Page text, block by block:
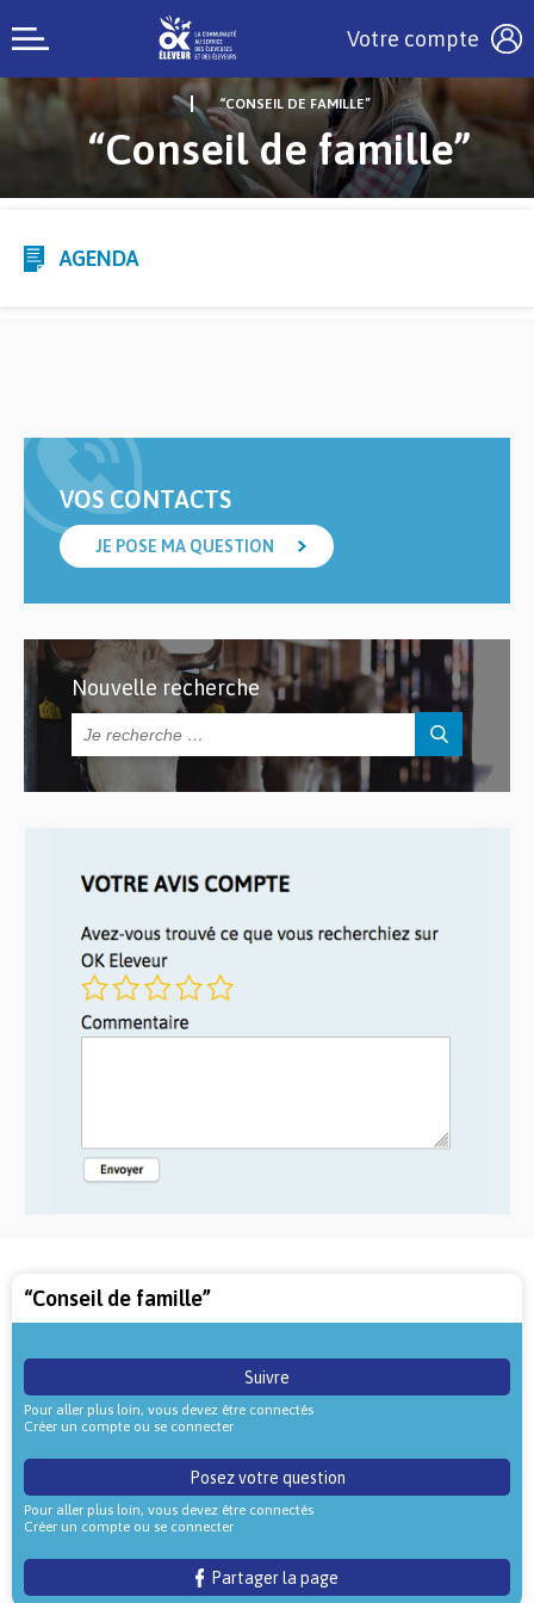
Votre compte
“CONSEIL DE FAMILLE”
“Conseil de famille”
AGENDA
VOS CONTACTS
JE POSE MA QUESTION
Nouvelle recherche
“Conseil de famille”
Suivre
Pour aller plus loin, vous devez être connectés
Créer un compte ou se connecter
Posez votre question
Pour aller plus loin, vous devez être connectés
Créer un compte ou se connecter
Partager la page